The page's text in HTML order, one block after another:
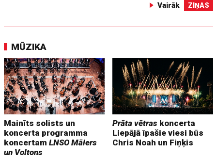
Vairāk ZIŅAS
MŪZIKA
Mainīts solists un
koncerta programma
koncertamLNSO Mālers
un Voltons
Prāta vētras koncerta
Liepājā īpašie viesi būs
Chris Noah un Fiņķis